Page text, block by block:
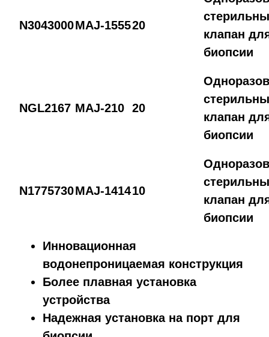
N3043000MAJ-155520
клапан
биопсии
NGL2167 MAJ-210 20
клапан
биопсии
N1775730MAJ-141410
клапан
биопсии
Инновационная
водонепроницаемая конструкция
Более плавная установка
устройства
Надежная установка на порт для